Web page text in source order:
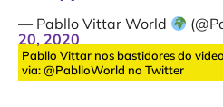
— Pabllo Vittar World
20, 2020
Pabllo Vittar nos bastidores do
via: @PablloWorld no Twitter